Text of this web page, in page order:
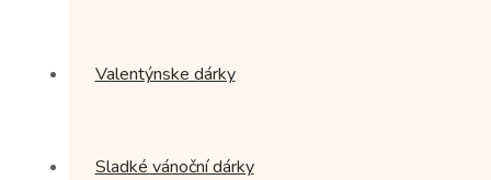
Valentýnske dárky
Sladké vánoční dárky